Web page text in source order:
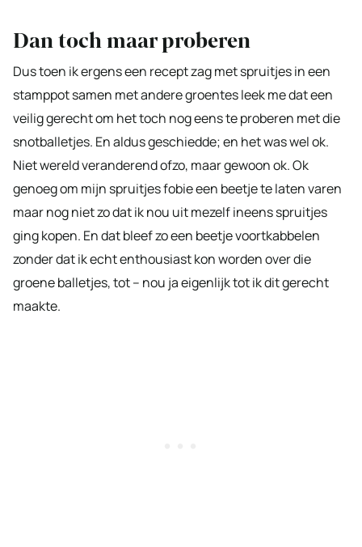
Dan toch maar proberen
Dus toen ik ergens een recept zag met spruitjes in een
stamppot samen met andere groentes leek me dat een
veilig gerecht om het toch nog eens te proberen met die
snotballetjes. En aldus geschiedde; en het was wel ok.
Niet wereld veranderend ofzo, maar gewoon ok. Ok
genoeg om mijn spruitjes fobie een beetje te laten varen
maar nog niet zo dat ik nou uit mezelf ineens spruitjes
ging kopen. En dat bleef zo een beetje voortkabbelen
zonder dat ik echt enthousiast kon worden over die
groene balletjes, tot – nou ja eigenlijk tot ik dit gerecht
maakte.